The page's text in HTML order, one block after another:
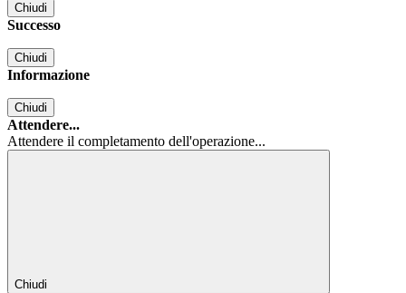
Chiudi
Successo
Chiudi
Informazione
Chiudi
Attendere...
Attendere il completamento dell'operazione...
Chiudi